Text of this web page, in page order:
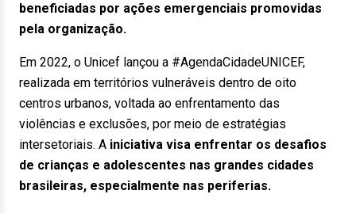
beneficiadas por ações emergenciais promovidas
pela organização.
Em 2022, o Unicef lançou a #AgendaCidadeUNICEF,
realizada em territórios vulneráveis dentro de oito
centros urbanos, voltada ao enfrentamento das
violências e exclusões, por meio de estratégias
intersetoriais. A iniciativa visa enfrentar os desafios
de crianças e adolescentes nas grandes cidades
brasileiras, especialmente nas periferias.